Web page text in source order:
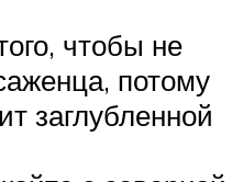
чтобы не
потому
заглубленной